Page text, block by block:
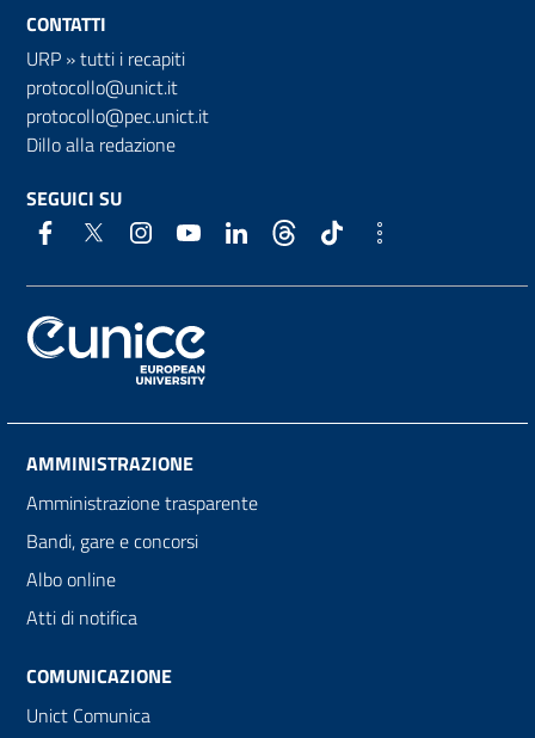
CONTATTI
URP »tutti i recapiti
protocollo@unict.it
protocollo@pec.unict.it
Dillo alla redazione
SEGUICI SU
AMMINISTRAZIONE
Amministrazione trasparente
Bandi, gare e concorsi
Albo online
Atti di notifica
COMUNICAZIONE
Unict Comunica